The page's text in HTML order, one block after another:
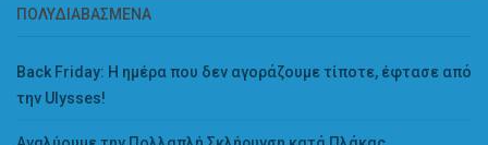
ΠΟΛΥΔΙΑΒΑΣΜΈΝΑ
Back Friday: H ημέρα που δεν αγοράζουμε τίποτε, έφτασε από
την Ulysses!